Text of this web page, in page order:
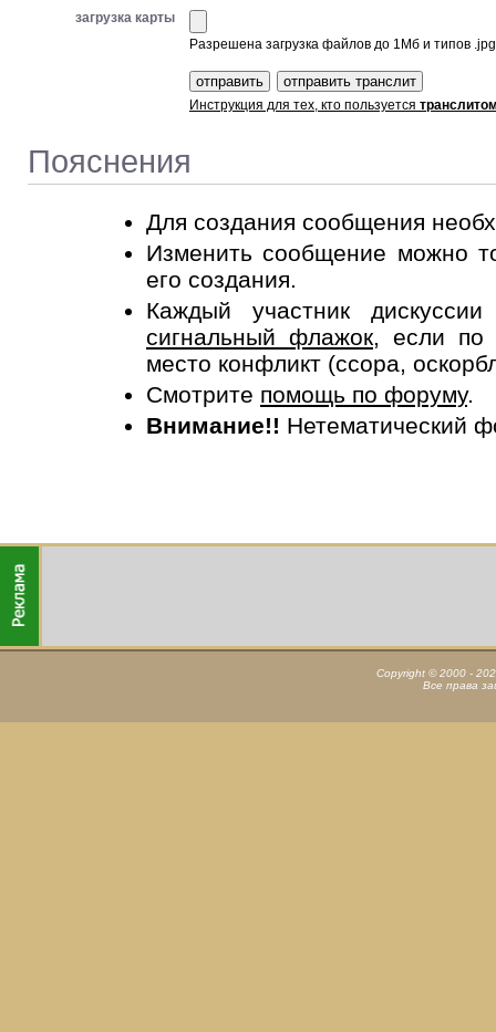
загрузка карты
Разрешена загрузка файлов до 1Мб и типов
Инструкция для тех, кто пользуется
Пояснения
Для создания сообщения
Изменить сообщение можно
его создания.
Каждый участник
сигнальный флажок, если по
место конфликт (ссора,
Смотрите помощь по форуму.
Внимание!! Нетематический
Copyright © 2000 -
Все права